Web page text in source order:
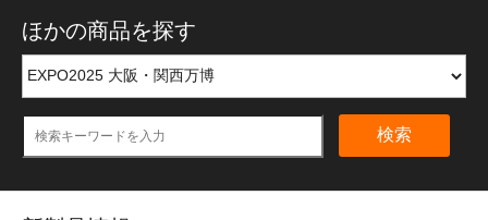
ほかの商品を探す
検索